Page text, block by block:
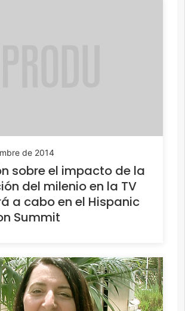
de 2014
sobre el impacto de la
del milenio en la TV
a cabo en el Hispanic
Summit